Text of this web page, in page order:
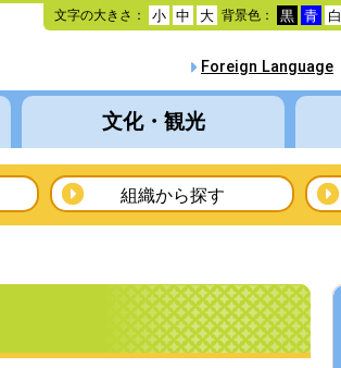
本
文
動
文字の大きさ： 小 中 大 背景色： 黒 青 白
Foreign Language
文化・観光
組織から探す